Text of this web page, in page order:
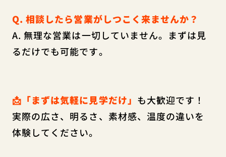
Q. 相談したら営業がしつこく来ませんか？
A. 無理な営業は一切していません。まずは見
るだけでも可能です。
📩「まずは気軽に見学だけ」 も大歓迎です！
実際の広さ、明るさ、素材感、温度の違いを
体験してください。